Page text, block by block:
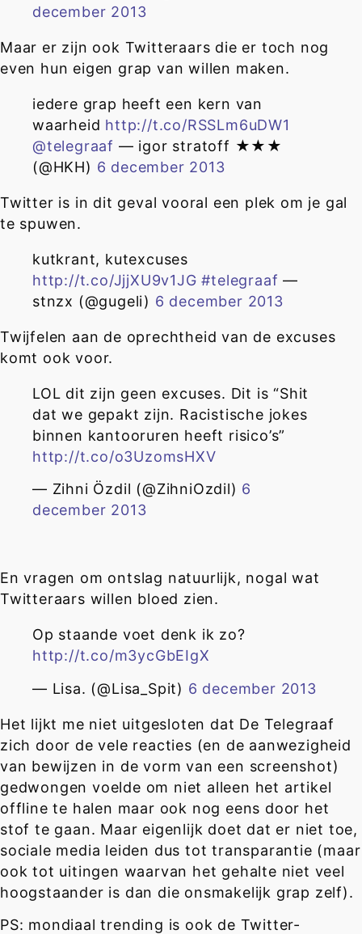
december 2013
Maar er zijn ook Twitteraars die er toch nog
even hun eigen grap van willen maken.
iedere grap heeft een kern van
waarheid http://t.co/RSSLm6uDW1
@telegraaf — igor stratoff ★★★
(@HKH) 6 december 2013
Twitter is in dit geval vooral een plek om je gal
te spuwen.
kutkrant, kutexcuses
http://t.co/JjjXU9v1JG #telegraaf —
stnzx (@gugeli) 6 december 2013
Twijfelen aan de oprechtheid van de excuses
komt ook voor.
LOL dit zijn geen excuses. Dit is “Shit
dat we gepakt zijn. Racistische jokes
binnen kantooruren heeft risico’s”
http://t.co/o3UzomsHXV
— Zihni Özdil (@ZihniOzdil) 6
december 2013
En vragen om ontslag natuurlijk, nogal wat
Twitteraars willen bloed zien.
Op staande voet denk ik zo?
http://t.co/m3ycGbEIgX
— Lisa. (@Lisa_Spit) 6 december 2013
Het lijkt me niet uitgesloten dat De Telegraaf
zich door de vele reacties (en de aanwezigheid
van bewijzen in de vorm van een screenshot)
gedwongen voelde om niet alleen het artikel
offline te halen maar ook nog eens door het
stof te gaan. Maar eigenlijk doet dat er niet toe,
sociale media leiden dus tot transparantie (maar
ook tot uitingen waarvan het gehalte niet veel
hoogstaander is dan die onsmakelijk grap zelf).
PS: mondiaal trending is ook de Twitter-